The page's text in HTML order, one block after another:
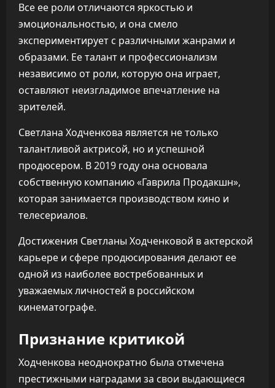
Все ее роли отличаются яркостью и
эмоциональностью, и она смело
экспериментирует с различными жанрами и
образами. Ее талант и профессионализм
независимо от роли, которую она играет,
оставляют неизгладимое впечатление на
зрителей.
Светлана Ходченкова является не только
талантливой актрисой, но и успешной
продюсером. В 2019 году она основала
собственную компанию «Гаврила Продакшн»,
которая занимается производством кино и
телесериалов.
Достижения Светланы Ходченковой в актерской
карьере и сфере продюсирования делают ее
одной из наиболее востребованных и
уважаемых личностей в российском
кинематографе.
Признание критикой
Ходченкова неоднократно была отмечена
престижными наградами за свои выдающиеся